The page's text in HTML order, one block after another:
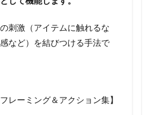
刺激（アイテムに触れるな
など）を結びつける手法で
レーミング＆アクション集】